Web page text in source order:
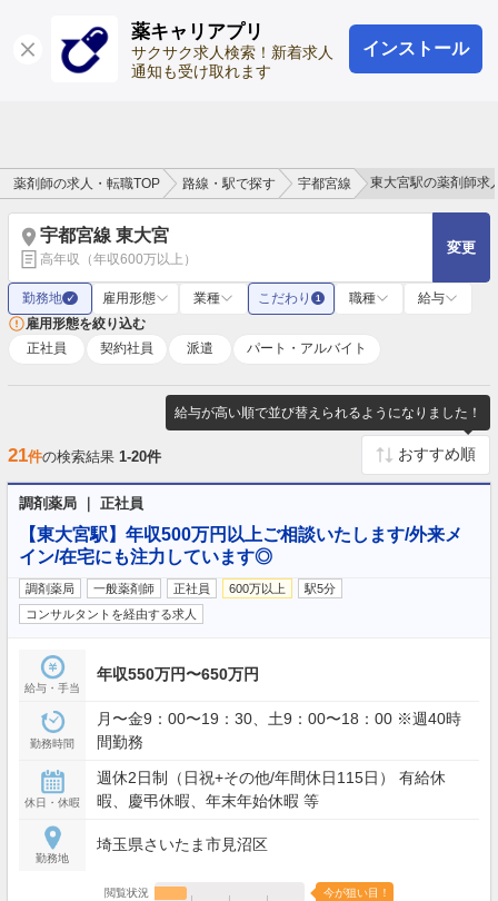
薬キャリアプリ
サクサク求人検索！新着求人
通知も受け取れます
インストール
ログイン 会員登録
薬剤師の求人・転職TOP 路線・駅で探す 宇都宮線 東大宮駅の薬剤師求
宇都宮線 東大宮
高年収（年収600万以上）
変更
勤務地 ✓ 雇用形態 業種 こだわり 1 職種
給与
雇用形態を絞り込む
正社員
契約社員 派遣 パート・アルバイト
給与が高い順で並び替えられるようになりました！
21件の検索結果 1-20件
調剤薬局 ｜ 正社員
【東大宮駅】年収500万円以上ご相談いたします/外来メ
イン/在宅にも注力しています◎
調剤薬局 一般薬剤師 正社員 600万以上
駅5分
コンサルタントを経由する求人
給与・手当
年収550万円〜650万円
勤務時間
月〜金9：00〜19：30、土9：00〜18：00 ※週40時
間勤務
休日・休暇
週休2日制（日祝+その他/年間休日115日） 有給休
暇、慶弔休暇、年末年始休暇 等
勤務地
埼玉県さいたま市見沼区
閲覧状況 今が狙い目！